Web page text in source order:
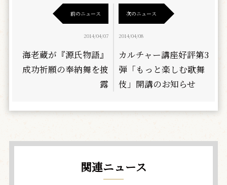
前のニュース
2014/04/07
海老蔵が『源氏物語』
成功祈願の奉納舞を披
露
次のニュース
2014/04/08
カルチャー講座好評第3
弾「もっと楽しむ歌舞
伎」開講のお知らせ
関連ニュース